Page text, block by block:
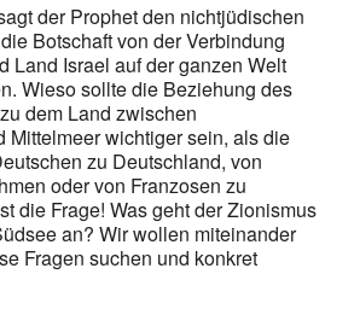
der Prophet den nichtjüdischen
Botschaft von der Verbindung
Land Israel auf der ganzen Welt
Wieso sollte die Beziehung des
dem Land zwischen
Mittelmeer wichtiger sein, als die
zu Deutschland, von
oder von Franzosen zu
die Frage! Was geht der Zionismus
an? Wir wollen miteinander
Fragen suchen und konkret